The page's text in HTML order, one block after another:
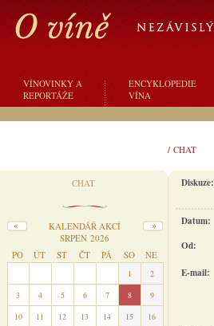
VÍNOVINKY A
REPORTÁŽE
ENCYKLOPEDIE
VÍNA
/ CHAT
CHAT
KALENDÁŘ AKCÍ
SRPEN 2026
PO
ÚT ST ČT PÁ SO NE
1
2
3
4 5 6 7 8
9
10
11 12 13 14 15
16
Diskuze:
Datum:
Od:
E-mail: